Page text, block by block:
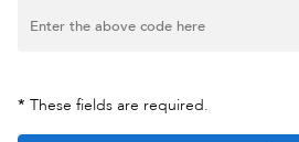
* These fields are required.